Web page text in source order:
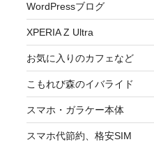
WordPressブログ
XPERIA Z Ultra
お気に入りのカフェなど
こもれび森のイバライド
スマホ・ガラケー本体
スマホ代節約、格安SIM